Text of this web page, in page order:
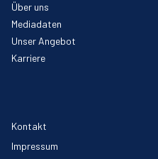
Über uns
Mediadaten
Unser Angebot
Karriere
Kontakt
Impressum